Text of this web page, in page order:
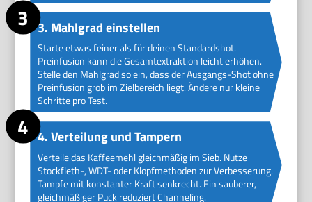
3. Mahlgrad einstellen
Starte etwas feiner als für deinen Standardshot.
Preinfusion kann die Gesamtextraktion leicht erhöhen.
Stelle den Mahlgrad so ein, dass der Ausgangs-Shot ohne
Preinfusion grob im Zielbereich liegt. Ändere nur kleine
Schritte pro Test.
4. Verteilung und Tampern
Verteile das Kaffeemehl gleichmäßig im Sieb. Nutze
Stockfleth-, WDT- oder Klopfmethoden zur Verbesserung.
Tampfe mit konstanter Kraft senkrecht. Ein sauberer,
gleichmäßiger Puck reduziert Channeling.